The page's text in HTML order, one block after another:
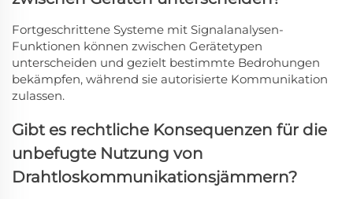
Fortgeschrittene Systeme mit Signalanalysen-
Funktionen können zwischen Gerätetypen
unterscheiden und gezielt bestimmte Bedrohungen
bekämpfen, während sie autorisierte Kommunikation
zulassen.
Gibt es rechtliche Konsequenzen für die
unbefugte Nutzung von
Drahtloskommunikationsjämmern?